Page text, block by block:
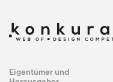
Eigentümer und